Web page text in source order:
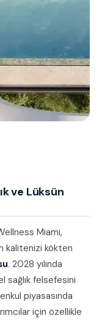
ve Lüksün
Miami,
kalitenizi kökten
. 2028 yılında
sağlık felsefesini
piyasasında
için özellikle